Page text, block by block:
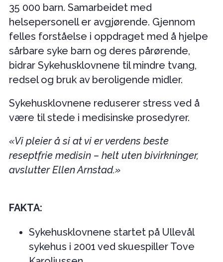
35 000 barn. Samarbeidet med
helsepersonell er avgjørende. Gjennom
felles forståelse i oppdraget med å hjelpe
sårbare syke barn og deres pårørende,
bidrar Sykehusklovnene til mindre tvang,
redsel og bruk av beroligende midler.
Sykehusklovnene reduserer stress ved å
være til stede i medisinske prosedyrer.
«Vi pleier å si at vi er verdens beste
reseptfrie medisin – helt uten bivirkninger,
avslutter Ellen Arnstad.»
FAKTA:
Sykehusklovnene startet på Ullevål
sykehus i 2001 ved skuespiller Tove